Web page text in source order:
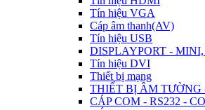
Tín hiệu VGA
Cáp âm thanh(AV)
Tín hiệu USB
DISPLAYPORT -
Tín hiệu DVI
Thiết bị mạng
THIẾT BỊ ÂM TƯỜNG
CÁP COM - RS232 -